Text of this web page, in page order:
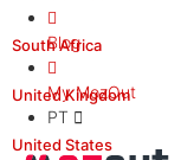
Blog
My MozOut
PT
South Africa
United Kingdom
United States